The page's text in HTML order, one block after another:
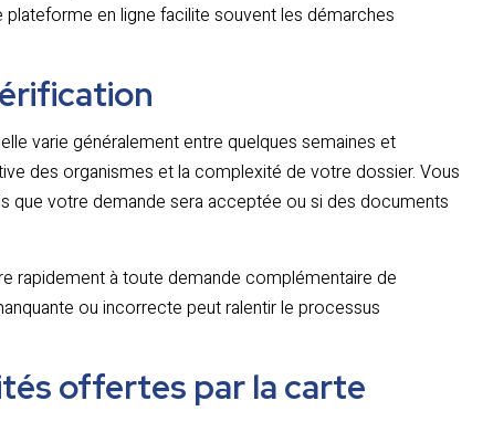
en ligne facilite souvent les démarches
varie généralement entre quelques semaines et
des organismes et la complexité de votre dossier. Vous
que votre demande sera acceptée ou si des documents
rapidement à toute demande complémentaire de
ou incorrecte peut ralentir le processus
offertes par la carte